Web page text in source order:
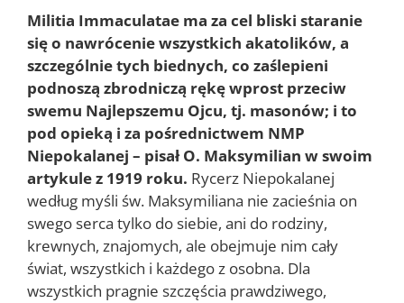
Militia Immaculatae ma za cel bliski staranie
się o nawrócenie wszystkich akatolików, a
szczególnie tych biednych, co zaślepieni
podnoszą zbrodniczą rękę wprost przeciw
swemu Najlepszemu Ojcu, tj. masonów; i to
pod opieką i za pośrednictwem NMP
Niepokalanej – pisał O. Maksymilian w swoim
artykule z 1919 roku. Rycerz Niepokalanej
według myśli św. Maksymiliana nie zacieśnia on
swego serca tylko do siebie, ani do rodziny,
krewnych, znajomych, ale obejmuje nim cały
świat, wszystkich i każdego z osobna. Dla
wszystkich pragnie szczęścia prawdziwego,